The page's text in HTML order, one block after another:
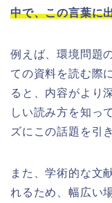
中で、この言葉に
例えば、環境問題
ての資料を読む際
ると、内容がより
しい読み方を知っ
ズにこの話題を引
また、学術的な文
れるため、幅広い